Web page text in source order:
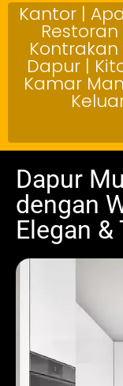
Kantor |
Dapur |
Kamar
Dapur
dengan
Elegan